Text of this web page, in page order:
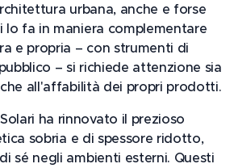
urbana, anche e forse
fa in maniera complementare
e propria – con strumenti di
– si richiede attenzione sia
all'affabilità dei propri prodotti.
ha rinnovato il prezioso
sobria e di spessore ridotto,
sé negli ambienti esterni. Questi